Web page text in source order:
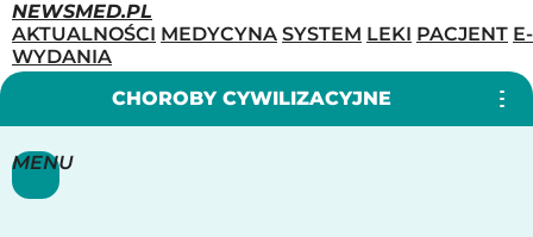
NEWSMED.PL
AKTUALNOŚCI MEDYCYNA SYSTEM LEKI PACJENT E-
WYDANIA
MENU
CHOROBY CYWILIZACYJNE